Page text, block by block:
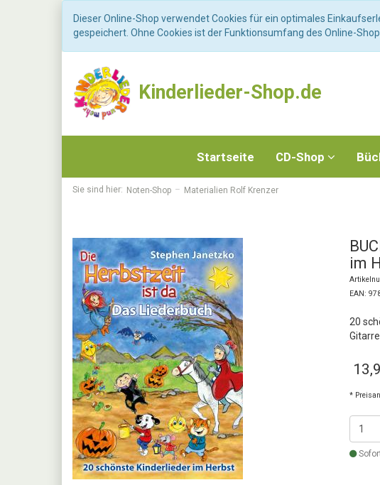
Dieser Online-Shop verwendet Cookies für ein optimales
gespeichert. Ohne Cookies ist der Funktionsumfang des Online-
Kinderlieder-Shop.de
Startseite CD-Shop
Sie sind hier: Noten-Shop Materialien Rolf Krenzer
im
EAN:
20
*